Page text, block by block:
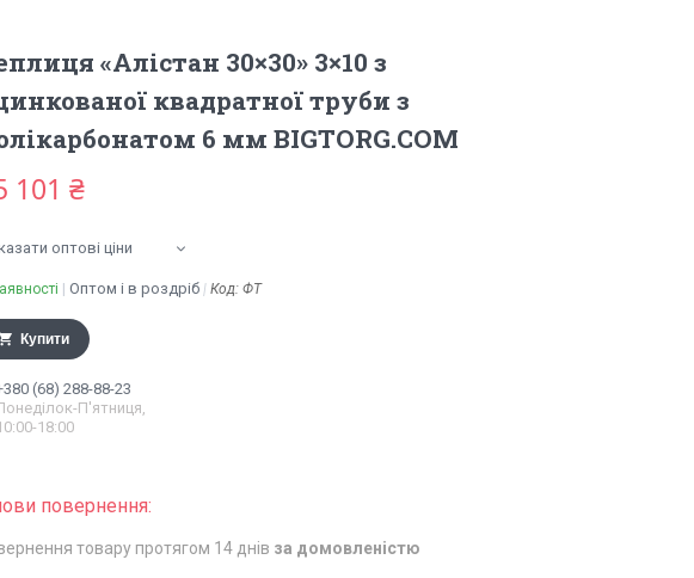
«Алістан 30×30» 3×10 з
квадратної труби з
6 мм BIGTORG.COM
101 ₴
оптові ціни
Оптом і в роздріб Код: ФТ
Купити
(68) 288-88-23
П'ятниця,
18:00
товару протягом 14 днів за домовленістю